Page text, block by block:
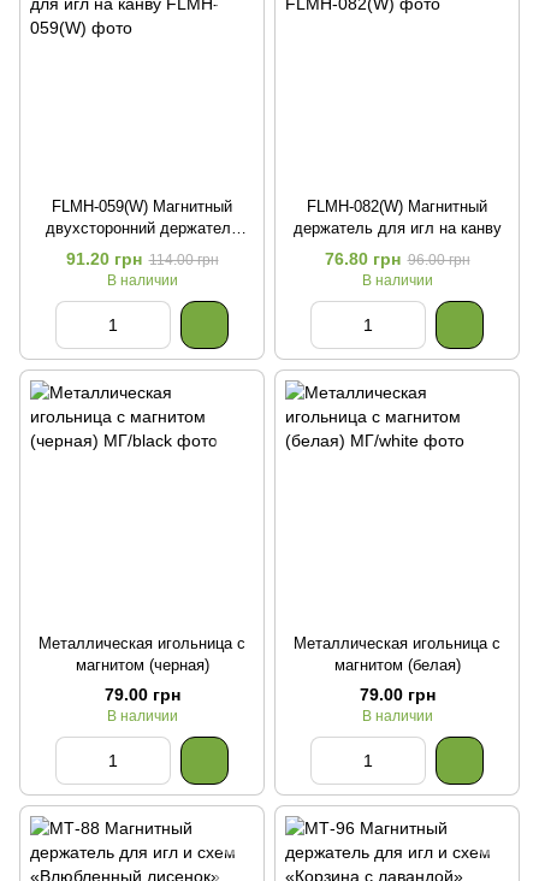
FLMH-059(W) Магнитный
двухсторонний держатель
для игл на канву
91.20 грн 114.00 грн
В наличии
FLMH-082(W) Магнитный
держатель для игл на канву
76.80 грн 96.00 грн
В наличии
Металлическая игольница с
магнитом (черная)
79.00 грн
В наличии
Металлическая игольница с
магнитом (белая)
79.00 грн
В наличии